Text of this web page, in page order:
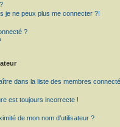
je ne peux plus me connecter ?!
?
dans la liste des membres
est toujours incorrecte !
de mon nom d’utilisateur ?